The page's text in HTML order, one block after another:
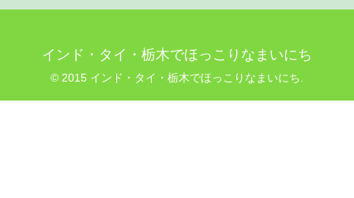
インド・タイ・栃木でほっこりなまいにち
© 2015 インド・タイ・栃木でほっこりなまいにち.